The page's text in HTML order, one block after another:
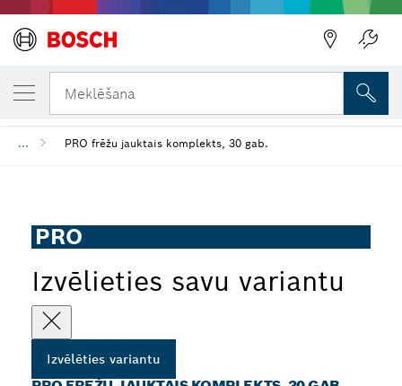
Meklēšana
... PRO frēžu jauktais komplekts, 30 gab.
PRO
Izvēlieties savu variantu
Izvēlēties variantu
JŪSU IZVĒLĒTAIS VARIANTS
PRO frēžu jauktais komplekts, 30 gab.